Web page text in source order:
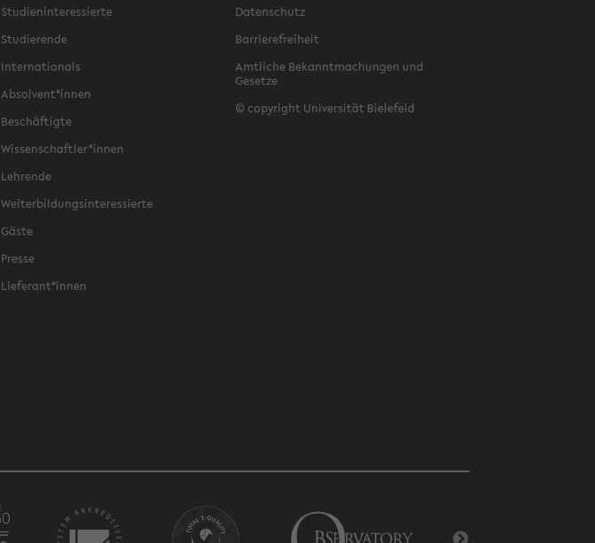
Studieninteressierte
Studierende
Internationals
Absolvent*innen
Beschäftigte
Wissenschaftler*innen
Lehrende
Weiterbildungsinteressierte
Gäste
Presse
Lieferant*innen
Datenschutz
Barrierefreiheit
Amtliche Bekanntmachungen und
Gesetze
© copyright Universität Bielefeld